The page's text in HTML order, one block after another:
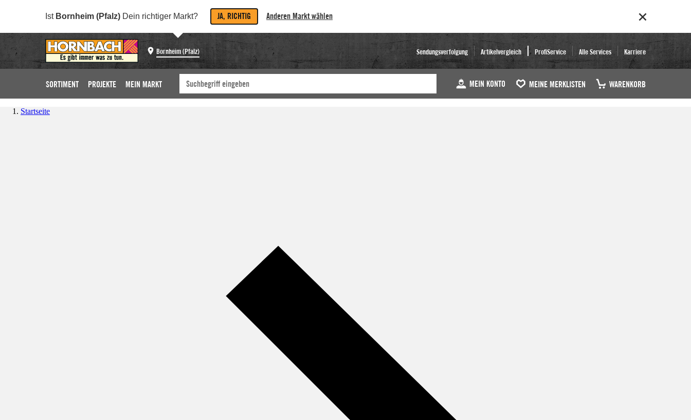
Ist Bornheim (Pfalz) Dein richtiger Markt? JA, RICHTIG Anderen Markt wählen
Bornheim (Pfalz) Sendungsverfolgung Artikelvergleich ProfiService Alle Services Karriere
SORTIMENT PROJEKTE MEIN MARKT MEIN KONTO MEINE MERKLISTEN WARENKORB
Startseite